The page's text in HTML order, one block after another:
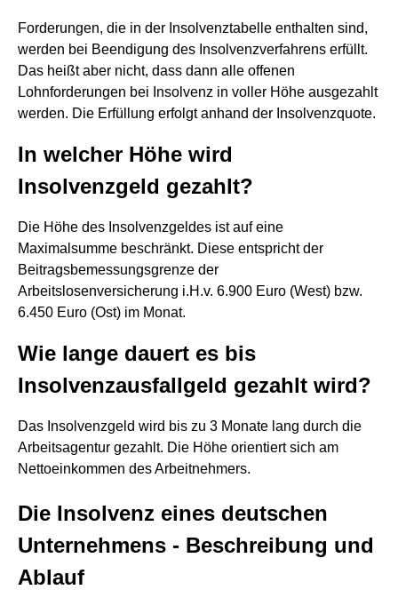
Forderungen, die in der Insolvenztabelle enthalten sind,
werden bei Beendigung des Insolvenzverfahrens erfüllt.
Das heißt aber nicht, dass dann alle offenen
Lohnforderungen bei Insolvenz in voller Höhe ausgezahlt
werden. Die Erfüllung erfolgt anhand der Insolvenzquote.
In welcher Höhe wird
Insolvenzgeld gezahlt?
Die Höhe des Insolvenzgeldes ist auf eine
Maximalsumme beschränkt. Diese entspricht der
Beitragsbemessungsgrenze der
Arbeitslosenversicherung i.H.v. 6.900 Euro (West) bzw.
6.450 Euro (Ost) im Monat.
Wie lange dauert es bis
Insolvenzausfallgeld gezahlt wird?
Das Insolvenzgeld wird bis zu 3 Monate lang durch die
Arbeitsagentur gezahlt. Die Höhe orientiert sich am
Nettoeinkommen des Arbeitnehmers.
Die Insolvenz eines deutschen
Unternehmens - Beschreibung und
Ablauf